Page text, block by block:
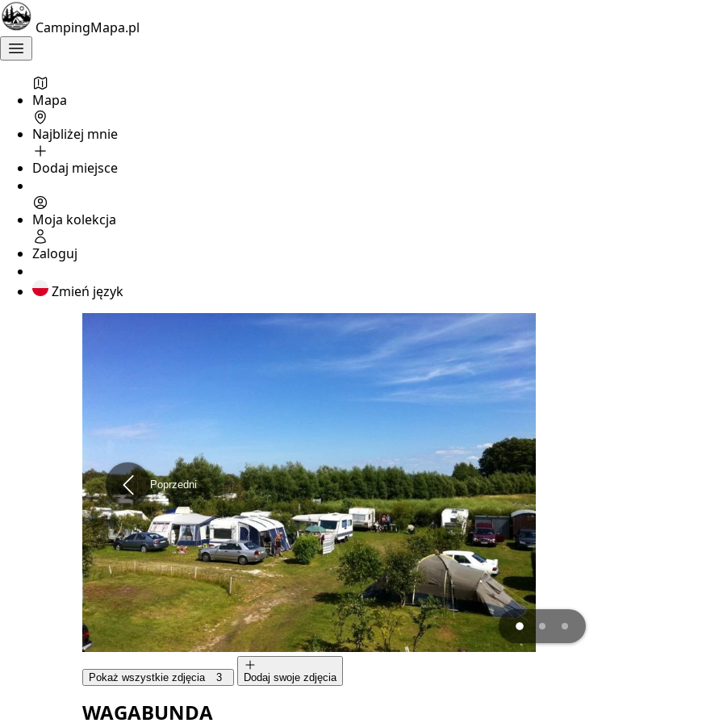
CampingMapa.pl
Mapa
Najbliżej mnie
Dodaj miejsce
Moja kolekcja
Zaloguj
Zmień język
Poprzedni
Pokaż wszystkie zdjęcia 3 Dodaj swoje zdjęcia
WAGABUNDA